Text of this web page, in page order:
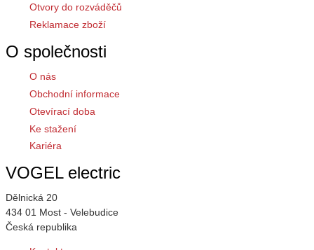
Otvory do rozváděčů
Reklamace zboží
O společnosti
O nás
Obchodní informace
Otevírací doba
Ke stažení
Kariéra
VOGEL electric
Dělnická 20
434 01 Most - Velebudice
Česká republika